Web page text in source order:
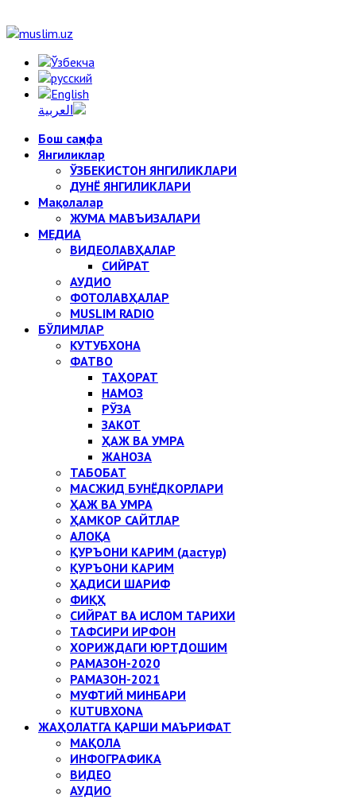
Бош саҳифа
Янгиликлар
ЎЗБЕКИСТОН ЯНГИЛИКЛАРИ
ДУНЁ ЯНГИЛИКЛАРИ
Мақолалар
ЖУМА МАВЪИЗАЛАРИ
МЕДИА
ВИДЕОЛАВҲАЛАР
СИЙРАТ
АУДИО
ФОТОЛАВҲАЛАР
MUSLIM RADIO
БЎЛИМЛАР
КУТУБХОНА
ФАТВО
ТАҲОРАТ
НАМОЗ
РЎЗА
ЗАКОТ
ҲАЖ ВА УМРА
ЖАНОЗА
ТАБОБАТ
МАСЖИД БУНЁДКОРЛАРИ
ҲАЖ ВА УМРА
ҲАМКОР САЙТЛАР
АЛОҚА
ҚУРЪОНИ КАРИМ (дастур)
ҚУРЪОНИ КАРИМ
ҲАДИСИ ШАРИФ
ФИҚҲ
СИЙРАТ ВА ИСЛОМ ТАРИХИ
ТАФСИРИ ИРФОН
ХОРИЖДАГИ ЮРТДОШИМ
РАМАЗОН-2020
РАМАЗОН-2021
МУФТИЙ МИНБАРИ
KUTUBXONA
ЖАҲОЛАТГА ҚАРШИ МАЪРИФАТ
МАҚОЛА
ИНФОГРАФИКА
ВИДЕО
АУДИО